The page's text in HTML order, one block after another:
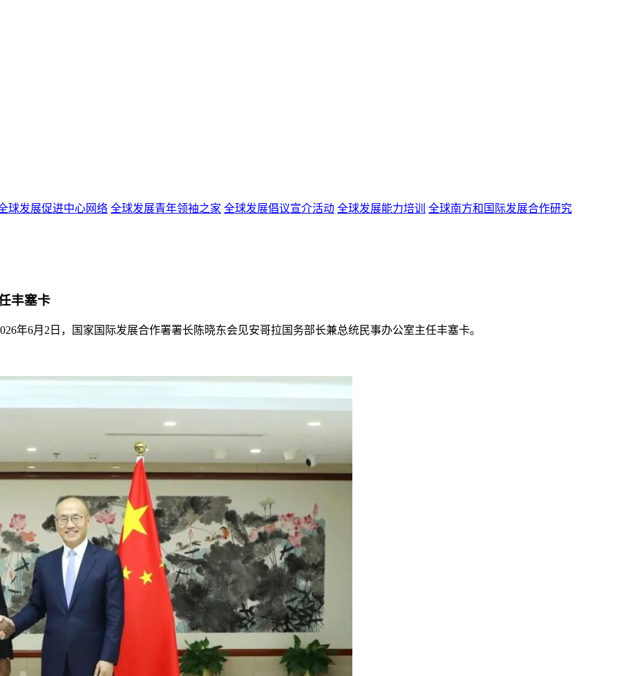
球发展促进中心网络 全球发展青年领袖之家 全球发展倡议宣介活动 全球发展能力培训 全球南方和国际发展合作研究
丰塞卡
年6月2日，国家国际发展合作署署长陈晓东会见安哥拉国务部长兼总统民事办公室主任丰塞卡。